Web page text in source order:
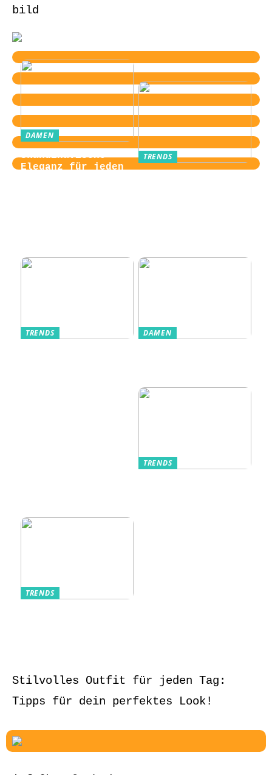
bild
DAMEN
Skandinavische
Eleganz für jeden
TRENDS
TRENDS DAMEN
TRENDS
TRENDS
Stilvolles Outfit für jeden Tag:
Tipps für dein perfektes Look!